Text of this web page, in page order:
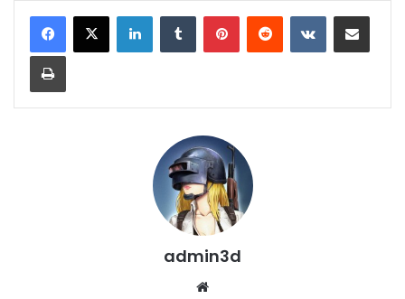
LinkedInTumblr PinterestReddit VKontakteShare via Email
Print
admin3d